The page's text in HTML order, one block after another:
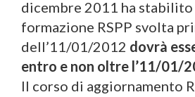
dicembre 2011 ha stabilito
formazione RSPP svolta
dell’11/01/2012 dovrà
entro e non oltre l’11/01/
Il corso di aggiornamento